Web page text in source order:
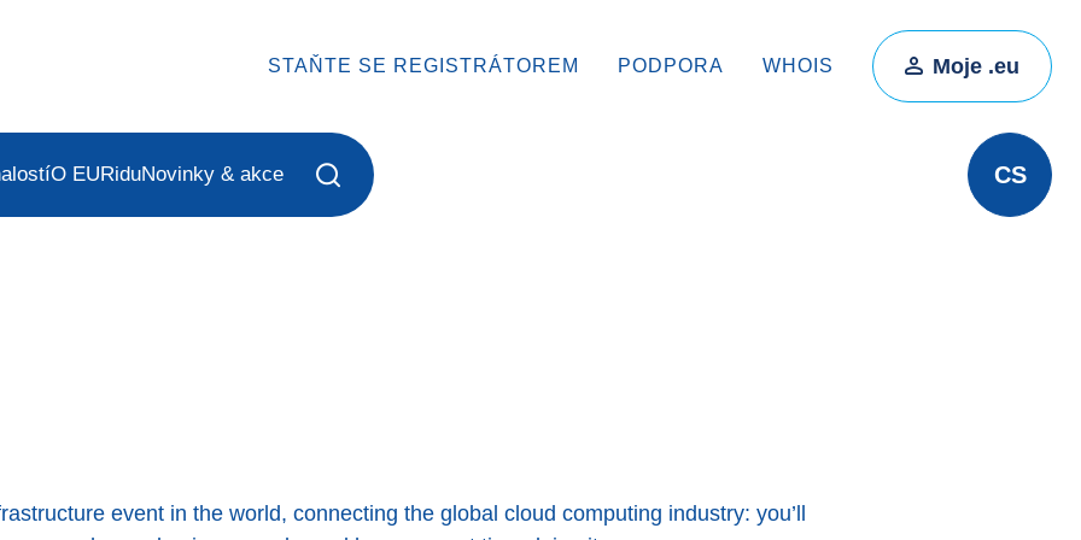
STAŇTE SE REGISTRÁTOREM PODPORA WHOIS Moje .eu
O EURiduNovinky & akce CS
event in the world, connecting the global cloud computing industry: you’ll